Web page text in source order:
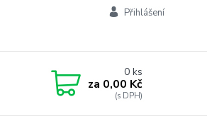
Přihlášení
0ks
za 0,00 Kč